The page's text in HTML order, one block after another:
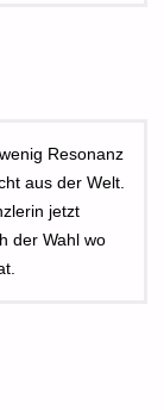
Resonanz
aus der Welt.
jetzt
der Wahl wo